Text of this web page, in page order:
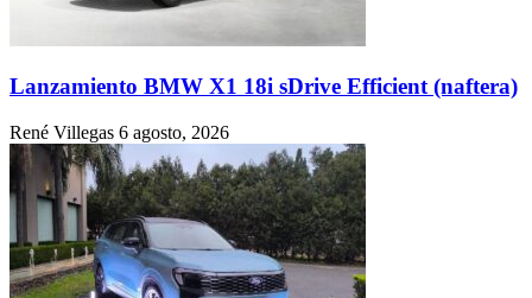
Lanzamiento BMW X1 18i sDrive Efficient (naftera)
René Villegas 6 agosto, 2026